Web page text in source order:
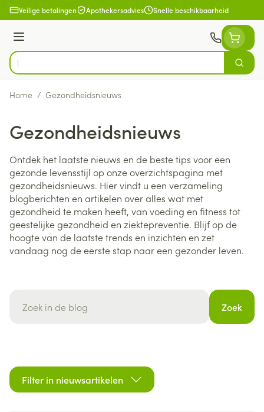
Ga naar de inhoud
Veilige betalingen Apothekersadvies Snelle beschikbaarheid
Menu
Product, merk, categorie...
Zoek
Home / Gezondheidsnieuws
Gezondheidsnieuws
Ontdek het laatste nieuws en de beste tips voor een
gezonde levensstijl op onze overzichtspagina met
gezondheidsnieuws. Hier vindt u een verzameling
blogberichten en artikelen over alles wat met
gezondheid te maken heeft, van voeding en fitness tot
geestelijke gezondheid en ziektepreventie. Blijf op de
hoogte van de laatste trends en inzichten en zet
vandaag nog de eerste stap naar een gezonder leven.
Zoek
Filter in nieuwsartikelen